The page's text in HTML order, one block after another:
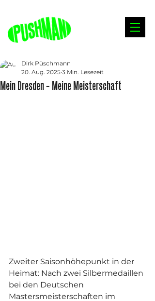
Mein Dresden – Meine Meisterschaft
Dirk Püschmann
20. Aug. 2025 3 Min. Lesezeit
Zweiter Saisonhöhepunkt in der
Heimat: Nach zwei Silbermedaillen
bei den Deutschen
Mastersmeisterschaften im